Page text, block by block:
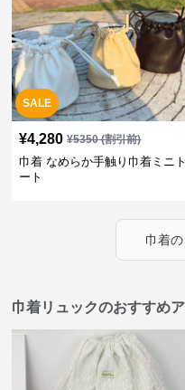
SALE
¥4,280 ¥5350(割引前)
巾着 なめらか手触り巾着ミニト
ート
巾着の
巾着リュックのおすすめ